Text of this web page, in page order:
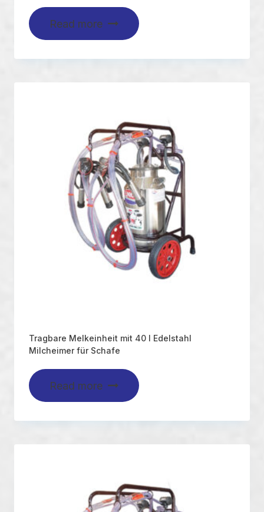
Read more
Tragbare Melkeinheit mit 40 l Edelstahl
Milcheimer für Schafe
Read more